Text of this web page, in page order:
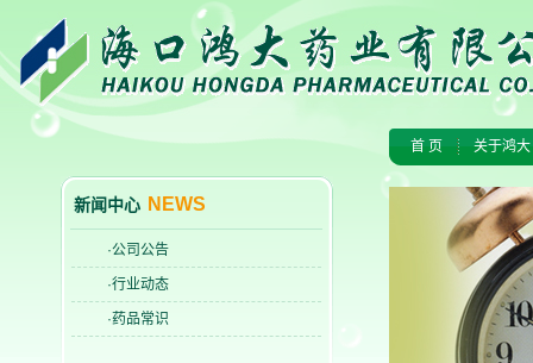
新闻中心 NEWS
·公司公告
·行业动态
·药品常识
首 页 关于鸿大